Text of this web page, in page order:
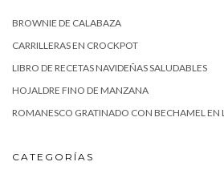
BROWNIE DE CALABAZA
CARRILLERAS EN CROCKPOT
LIBRO DE RECETAS NAVIDEÑAS SALUDABLES
HOJALDRE FINO DE MANZANA
ROMANESCO GRATINADO CON BECHAMEL EN
CATEGORÍAS